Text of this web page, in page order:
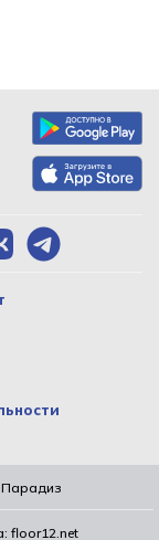
Парадиз
floor12.net